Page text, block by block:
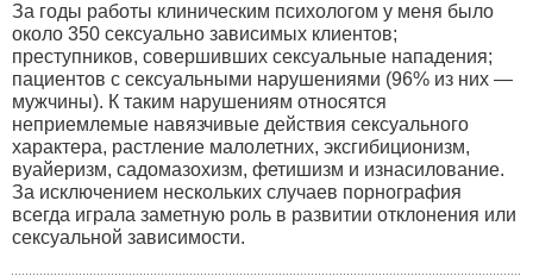
За годы работы клиническим психологом у меня было
около 350 сексуально зависимых клиентов;
преступников, совершивших сексуальные нападения;
пациентов с сексуальными нарушениями (96% из них —
мужчины). К таким нарушениям относятся
неприемлемые навязчивые действия сексуального
характера, растление малолетних, эксгибиционизм,
вуайеризм, садомазохизм, фетишизм и изнасилование.
За исключением нескольких случаев порнография
всегда играла заметную роль в развитии отклонения или
сексуальной зависимости.